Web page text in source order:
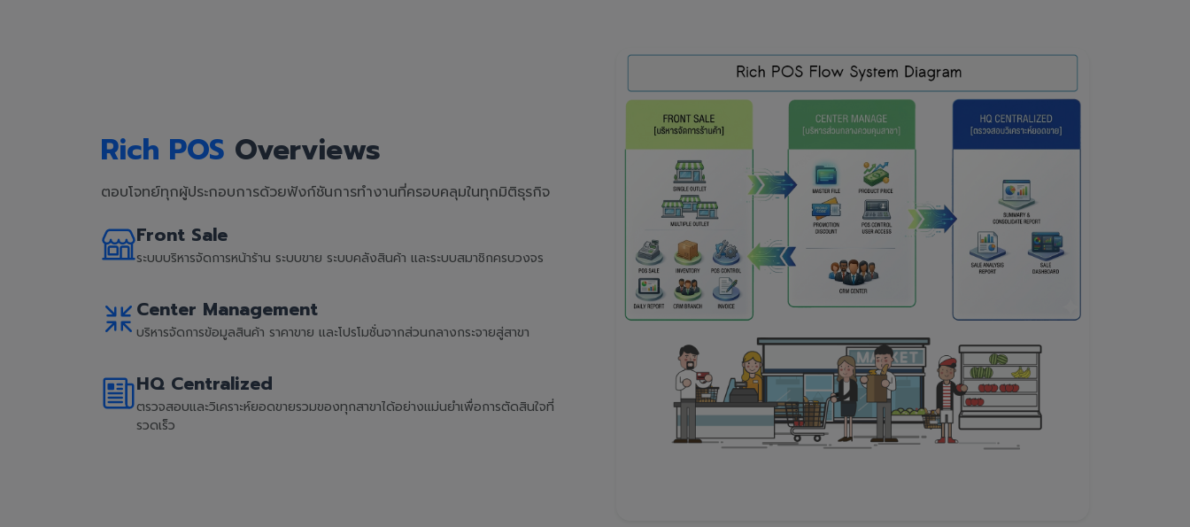
Rich POS Overviews
ตอบโจทย์ทุกผู้ประกอบการด้วยฟังก์ชันการทำงานที่ครอบคลุมในทุกมิติธุรกิจ
Front Sale
ระบบบริหารจัดการหน้าร้าน ระบบขาย ระบบคลังสินค้า และระบบสมาชิกครบวงจร
Center Management
บริหารจัดการข้อมูลสินค้า ราคาขาย และโปรโมชั่นจากส่วนกลางกระจายสู่สาขา
HQ Centralized
ตรวจสอบและวิเคราะห์ยอดขายรวมของทุกสาขาได้อย่างแม่นยำเพื่อการตัดสินใจที่
รวดเร็ว